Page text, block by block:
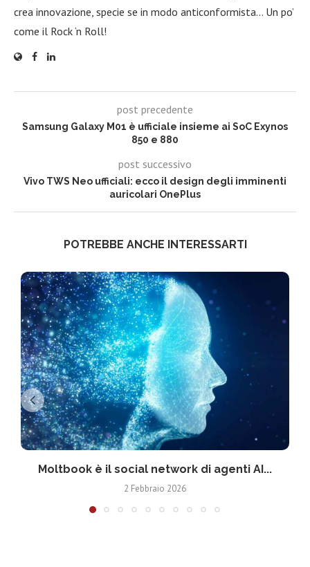
crea innovazione, specie se in modo anticonformista… Un po’
come il Rock ‘n Roll!
post precedente
Samsung Galaxy M01 è ufficiale insieme ai SoC Exynos
850 e 880
post successivo
Vivo TWS Neo ufficiali: ecco il design degli imminenti
auricolari OnePlus
POTREBBE ANCHE INTERESSARTI
Moltbook è il social network di agenti AI...
2 Febbraio 2026